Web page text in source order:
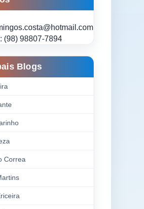
(98) 98807-7894
Blogs
Correa